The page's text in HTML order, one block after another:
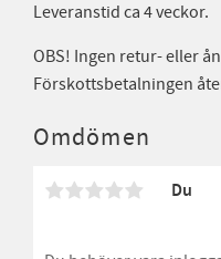
Leveranstid ca 4 veckor.
OBS! Ingen retur- eller
Förskottsbetalningen
Omdömen
Du